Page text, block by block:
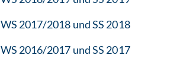
WS 2017/2018 und SS 2018
WS 2016/2017 und SS 2017